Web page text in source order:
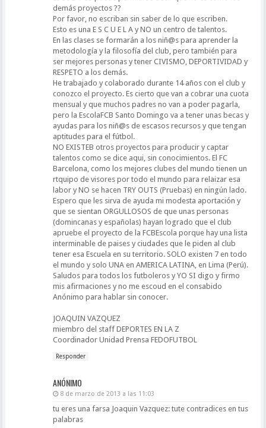
demás proyectos ??
Por favor, no escriban sin saber de lo que escriben.
Esto es una E S C U E L A y NO un centro de talentos.
En las clases se formarán a los niñ@s para aprender la
metodología y la filosofía del club, pero también para
ser mejores personas y tener CIVISMO, DEPORTIVIDAD y
RESPETO a los demás.
He trabajado y colaborado durante 14 años con el club y
conozco el proyecto. Es cierto que van a cobrar una cuota
mensual y que muchos padres no van a poder pagarla,
pero la EscolaFCB Santo Domingo va a tener unas becas y
ayudas para los niñ@s de escasos recursos y que tengan
aptitudes para el fútbol.
NO EXISTEB otros proyectos para producir y captar
talentos como se dice aqui, sin conocimientos. El FC
Barcelona, como los mejores clubes del mundo tienen un
rtquipo de visores por todo el mundo para relaizar esa
labor y NO se hacen TRY OUTS (Pruebas) en ningún lado.
Espero que les sirva de ayuda mi modesta aportación y
que se sientan ORGULLOSOS de que unas personas
(domincanas y españolas) hayan logrado que el club
apruebe el proyecto de la FCBEscola porque hay una lista
interminable de paises y ciudades que le piden al club
tener esa Escuela en su territorio. SOLO existen 7 en todo
el mundo y solo UNA en AMERICA LATINA, en Lima (Perú).
Saludos para todos los futboleros y YO SI digo y firmo
mis afirmaciones y no me escoud en el consabido
Anónimo para hablar sin conocer.
JOAQUIN VAZQUEZ
miembro del staff DEPORTES EN LA Z
Coordinador Unidad Prensa FEDOFUTBOL
Responder
ANÓNIMO
8 de marzo de 2013 a las 11:03
tu eres una farsa Joaquin Vazquez: tute contradices en tus
palabras